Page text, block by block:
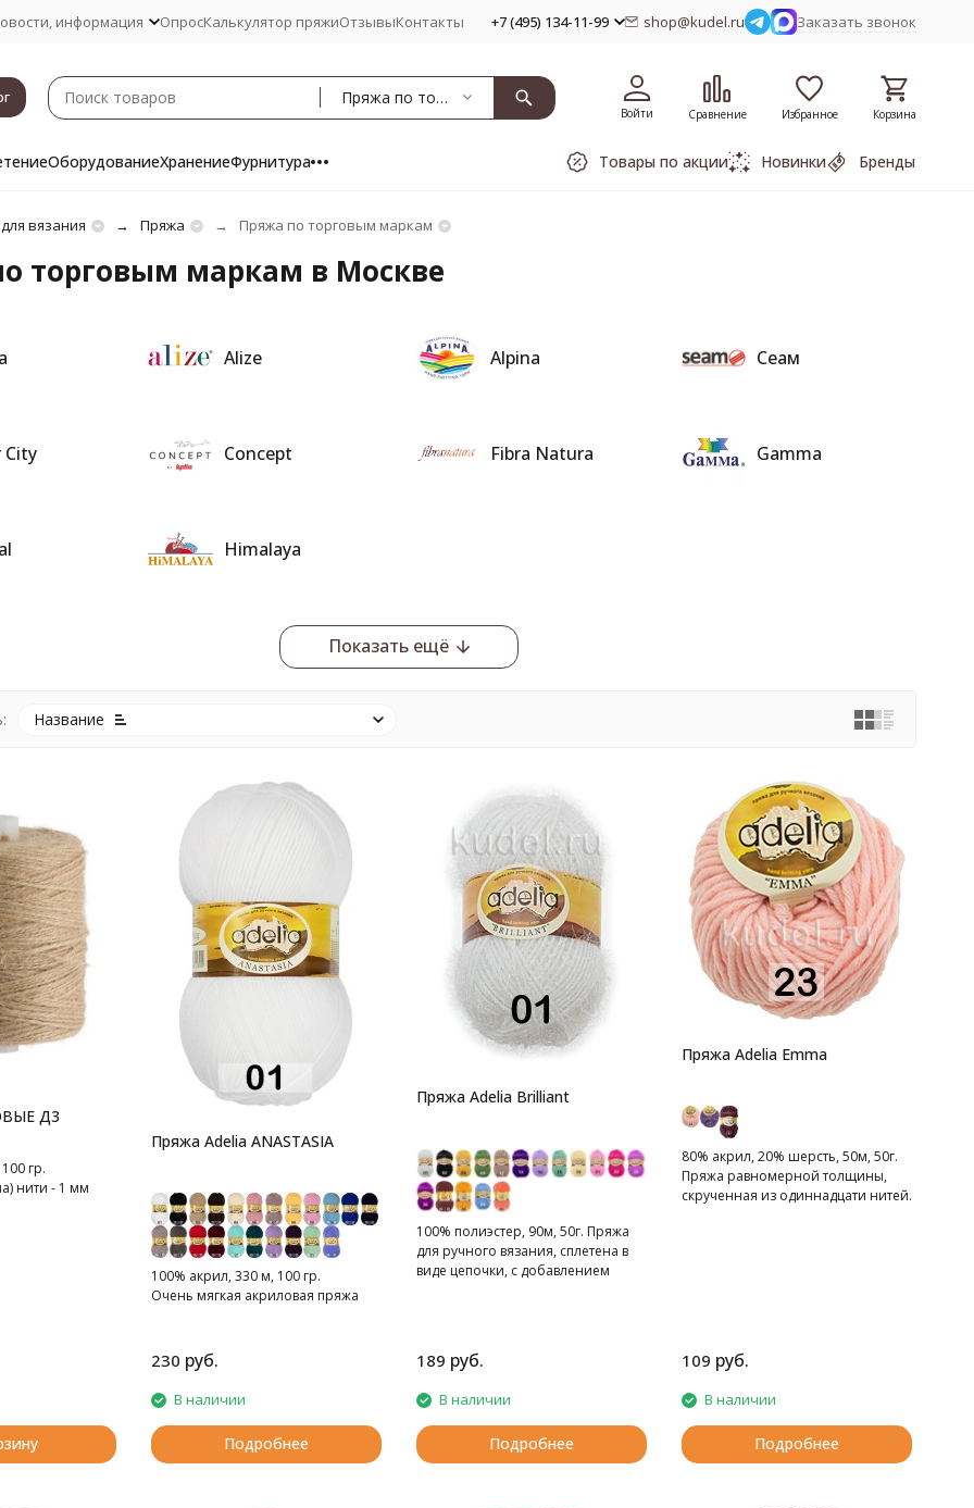
информация ОпросКалькулятор пряжиОтзывыКонтакты +7 (495) 134-11-99 shop@kudel.ru Заказать звонок
Пряжа по торговым маркам
Войти Сравнение Избранное Корзина
ОборудованиеХранениеФурнитура Товары по акции Новинки Бренды
вязания Пряжа Пряжа по торговым маркам
торговым маркам в Москве
Alize Alpina Сеам
City Concept Fibra Natura Gamma
Himalaya
Показать ещё
Название
Д3
гр.
нити - 1 мм
Пряжа Adelia ANASTASIA
100% акрил, 330 м, 100 гр.
Очень мягкая акриловая пряжа
230 руб.
В наличии
Подробнее
Пряжа Adelia Brilliant
100% полиэстер, 90м, 50г. Пряжа
для ручного вязания, сплетена в
виде цепочки, с добавлением
189 руб.
В наличии
Подробнее
Пряжа Adelia Emma
80% акрил, 20% шерсть, 50м, 50г.
Пряжа равномерной толщины,
скрученная из одиннадцати нитей.
109 руб.
В наличии
Подробнее